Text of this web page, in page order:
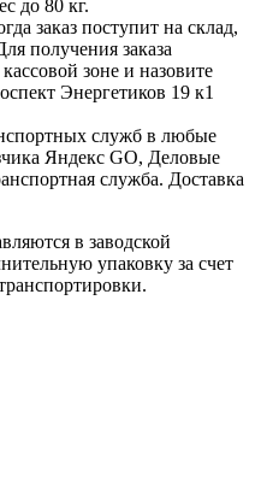
до 80 кг.
заказ поступит на склад,
получения заказа
зоне и назовите
Энергетиков 19 к1
служб в любые
Яндекс GO, Деловые
служба. Доставка
в заводской
упаковку за счет